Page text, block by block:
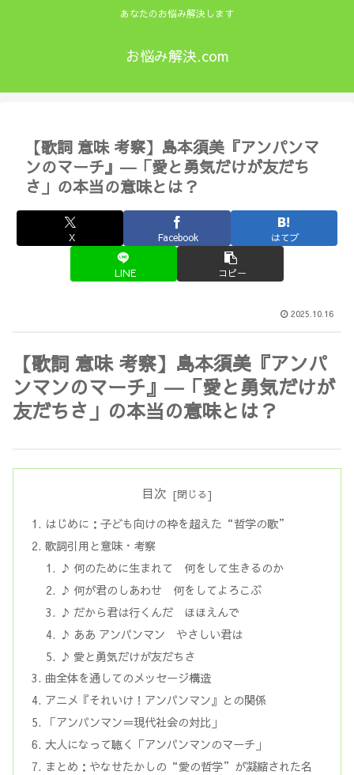
あなたのお悩み解決します
お悩み解決.com
【歌詞 意味 考察】島本須美『アンパンマ
ンのマーチ』―「愛と勇気だけが友だち
さ」の本当の意味とは？
X Facebook はてブ
LINE コピー
2025.10.16
【歌詞 意味 考察】島本須美『アンパ
ンマンのマーチ』―「愛と勇気だけが
友だちさ」の本当の意味とは？
目次
はじめに：子ども向けの枠を超えた“哲学の歌”
歌詞引用と意味・考察
♪ 何のために生まれて 何をして生きるのか
♪ 何が君のしあわせ 何をしてよろこぶ
♪ だから君は行くんだ ほほえんで
♪ ああ アンパンマン やさしい君は
♪ 愛と勇気だけが友だちさ
曲全体を通してのメッセージ構造
アニメ『それいけ！アンパンマン』との関係
「アンパンマン＝現代社会の対比」
大人になって聴く「アンパンマンのマーチ」
まとめ：やなせたかしの“愛の哲学”が凝縮された名